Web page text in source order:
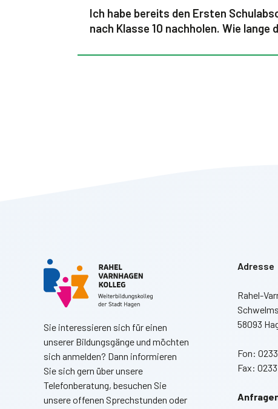
Ich habe bereits den Ersten
nach Klasse 10 nachholen. Wie lange
Sie interessieren sich für einen
unserer Bildungsgänge und möchten
sich anmelden? Dann informieren
Sie sich gern über unsere
Telefonberatung, besuchen Sie
unsere offenen Sprechstunden oder
Adresse
Rahel-
58093
Fon:
Fax: